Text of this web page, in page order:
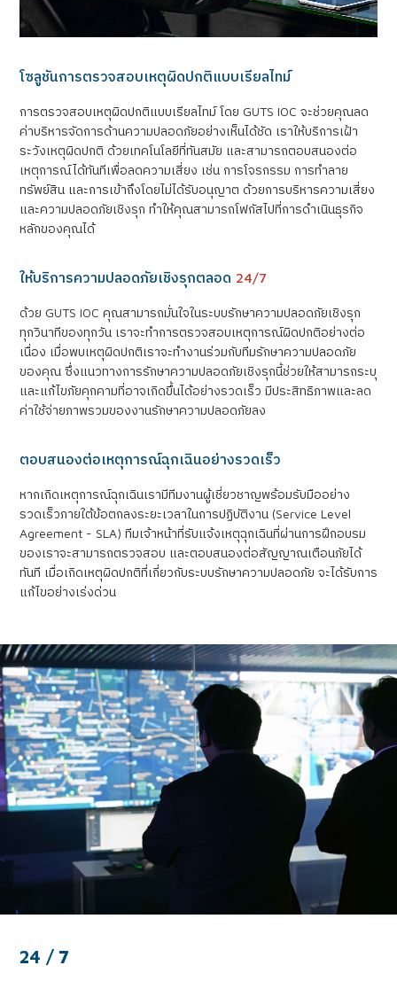
โซลูชันการตรวจสอบเหตุผิดปกติแบบเรียลไทม์
การตรวจสอบเหตุผิดปกติแบบเรียลไทม์ โดย GUTS IOC จะช่วยคุณลด
ค่าบริหารจัดการด้านความปลอดภัยอย่างเห็นได้ชัด เราให้บริการเฝ้า
ระวังเหตุผิดปกติ ด้วยเทคโนโลยีที่ทันสมัย และสามารถตอบสนองต่อ
เหตุการณ์ได้ทันทีเพื่อลดความเสี่ยง เช่น การโจรกรรม การทำลาย
ทรัพย์สิน และการเข้าถึงโดยไม่ได้รับอนุญาต ด้วยการบริหารความเสี่ยง
และความปลอดภัยเชิงรุก ทำให้คุณสามารถโฟกัสไปที่การดำเนินธุรกิจ
หลักของคุณได้
ให้บริการความปลอดภัยเชิงรุกตลอด 24/7
ด้วย GUTS IOC คุณสามารถมั่นใจในระบบรักษาความปลอดภัยเชิงรุก
ทุกวินาทีของทุกวัน เราจะทำการตรวจสอบเหตุการณ์ผิดปกติอย่างต่อ
เนื่อง เมื่อพบเหตุผิดปกติเราจะทำงานร่วมกับทีมรักษาความปลอดภัย
ของคุณ ซึ่งแนวทางการรักษาความปลอดภัยเชิงรุกนี้ช่วยให้สามารถระบุ
และแก้ไขภัยคุกคามที่อาจเกิดขึ้นได้อย่างรวดเร็ว มีประสิทธิภาพและลด
ค่าใช้จ่ายภาพรวมของงานรักษาความปลอดภัยลง
ตอบสนองต่อเหตุการณ์ฉุกเฉินอย่างรวดเร็ว
หากเกิดเหตุการณ์ฉุกเฉินเรามีทีมงานผู้เชี่ยวชาญพร้อมรับมืออย่าง
รวดเร็วภายใต้ข้อตกลงระยะเวลาในการปฏิบัติงาน (Service Level
Agreement - SLA) ทีมเจ้าหน้าที่รับแจ้งเหตุฉุกเฉินที่ผ่านการฝึกอบรม
ของเราจะสามารถตรวจสอบ และตอบสนองต่อสัญญาณเตือนภัยได้
ทันที เมื่อเกิดเหตุผิดปกติที่เกี่ยวกับระบบรักษาความปลอดภัย จะได้รับการ
แก้ไขอย่างเร่งด่วน
24 / 7